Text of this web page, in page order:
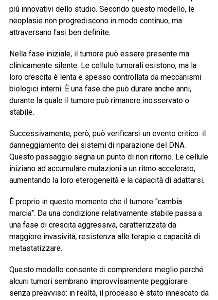
più innovativi dello studio. Secondo questo modello, le
neoplasie non progrediscono in modo continuo, ma
attraversano fasi ben definite.
Nella fase iniziale, il tumore può essere presente ma
clinicamente silente. Le cellule tumorali esistono, ma la
loro crescita è lenta e spesso controllata da meccanismi
biologici interni. È una fase che può durare anche anni,
durante la quale il tumore può rimanere inosservato o
stabile.
Successivamente, però, può verificarsi un evento critico: il
danneggiamento dei sistemi di riparazione del DNA.
Questo passaggio segna un punto di non ritorno. Le cellule
iniziano ad accumulare mutazioni a un ritmo accelerato,
aumentando la loro eterogeneità e la capacità di adattarsi.
È proprio in questo momento che il tumore “cambia
marcia”. Da una condizione relativamente stabile passa a
una fase di crescita aggressiva, caratterizzata da
maggiore invasività, resistenza alle terapie e capacità di
metastatizzare.
Questo modello consente di comprendere meglio perché
alcuni tumori sembrano improvvisamente peggiorare
senza preavviso: in realtà, il processo è stato innescato da